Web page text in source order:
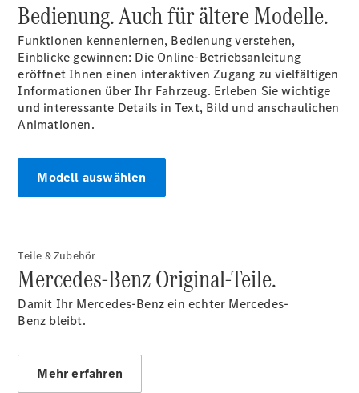
Servicetermin
buchen
Digitale
Extras
laden
Pannen- &
Reparatur
&
Garantie
Bedienung. Auch für ältere Modelle.
Funktionen kennenlernen, Bedienung verstehen,
Einblicke gewinnen: Die Online-Betriebsanleitung
eröffnet Ihnen einen interaktiven Zugang zu vielfältigen
Informationen über Ihr Fahrzeug. Erleben Sie wichtige
und interessante Details in Text, Bild und anschaulichen
Animationen.
Modell auswählen
Teile & Zubehör
Mercedes-Benz Original-Teile.
Damit Ihr Mercedes-Benz ein echter Mercedes-
Benz bleibt.
Mehr erfahren